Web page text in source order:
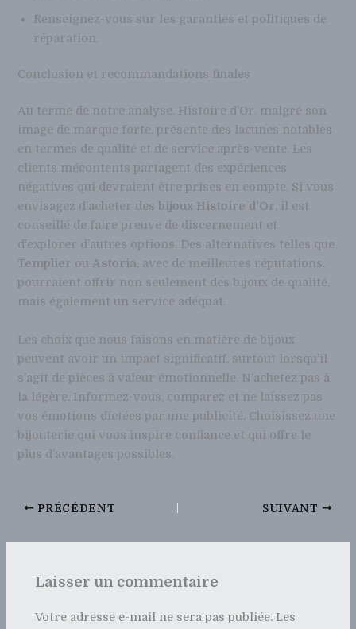
Renseignez-vous sur les garanties et politiques de
réparation.
Conclusion et recommandations finales
Au terme de notre analyse, Histoire d’Or, malgré son
image de marque forte, présente des lacunes notables
en termes de qualité et de service après-vente. Les
clients mécontents partagent des expériences
négatives qui devraient être prises en compte. Si vous
envisagez d’acheter desbijoux Histoire d’Or, il est
conseillé de faire preuve de discernement et
d’explorer d’autres options. Des alternatives telles que
Templier ouAstoria, avec de meilleures réputations,
pourraient offrir non seulement des bijoux de qualité,
mais également un service adéquat.
Les choix que nous faisons en matière de bijoux
peuvent avoir un impact significatif, surtout lorsqu’il
s’agit de pièces à valeur émotionnelle. N’achetez pas à
la légère. Informez-vous, comparez et ne laissez pas
vos émotions dictées par une publicité. Choisissez une
bijouterie qui vous inspire confiance et qui offre le
plus d’avantages possibles.
PRÉCÉDENT SUIVANT
Laisser un commentaire
Votre adresse e-mail ne sera pas publiée. Les